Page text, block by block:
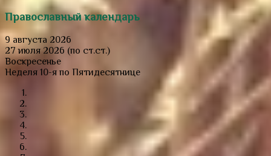
Православный календарь
9 августа 2026
27 июля 2026 (по ст.ст.)
Воскресенье
Неделя 10-я по Пятидесятнице